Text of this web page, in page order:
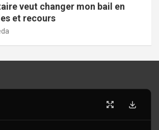
veut changer mon bail en
et recours